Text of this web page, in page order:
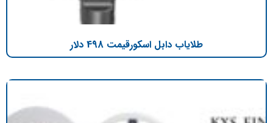
طلایاب دابل اسکورقیمت 498 دلار